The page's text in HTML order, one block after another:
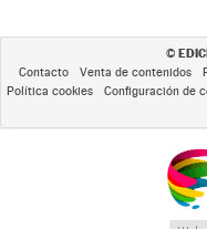
©
Contacto Venta de contenidos
Política cookies
Configuración de